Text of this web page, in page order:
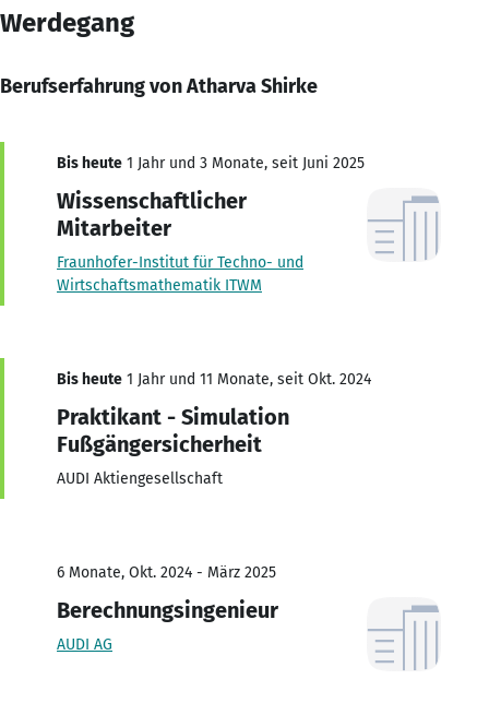
Werdegang
Berufserfahrung von Atharva Shirke
Bis heute 1 Jahr und 3 Monate, seit Juni 2025
Wissenschaftlicher
Mitarbeiter
Fraunhofer-Institut für Techno- und
Wirtschaftsmathematik ITWM
Bis heute 1 Jahr und 11 Monate, seit Okt. 2024
Praktikant - Simulation
Fußgängersicherheit
AUDI Aktiengesellschaft
6 Monate, Okt. 2024 - März 2025
Berechnungsingenieur
AUDI AG